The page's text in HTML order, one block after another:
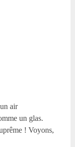
air
un glas.
! Voyons,